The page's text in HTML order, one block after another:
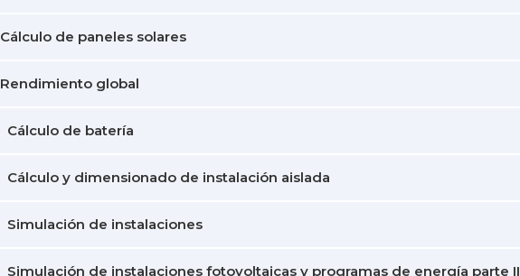
Cálculo de paneles solares
Rendimiento global
Cálculo de batería
Cálculo y dimensionado de instalación aislada
Simulación de instalaciones
Simulación de instalaciones fotovoltaicas y programas de energía parte II